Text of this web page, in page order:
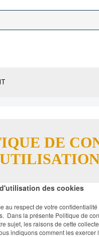
DE
des cookies
au respect de votre
Dans la présente Politique de
sujet, les raisons de cette
indiquons comment les